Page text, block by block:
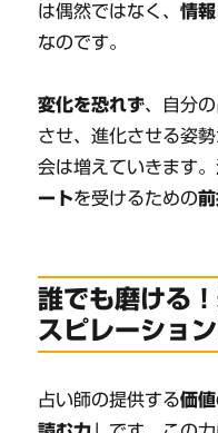
は偶然ではなく、情
なのです。
変化を恐れず、自分
させ、進化させる姿勢
会は増えていきます
ートを受けるための
誰でも磨ける
スピレーショ
占い師の提供する価